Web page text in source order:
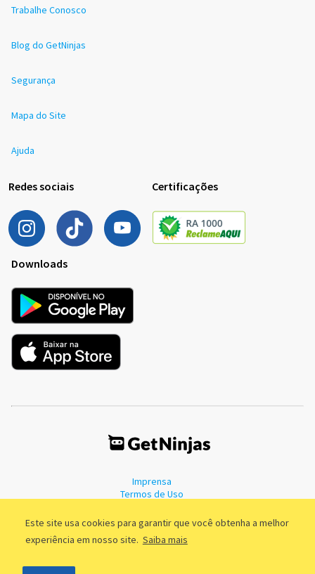
Este site usa cookies para garantir que você obtenha a melhor
experiência em nosso site. Saiba mais
Trabalhe Conosco
Blog do GetNinjas
Segurança
Mapa do Site
Ajuda
Redes sociais Certificações
Downloads
Imprensa
Termos de Uso
©2011 - 2026, GetNinjas LTDA. CNPJ 55.744.877/0001-89 - Rua Dr.